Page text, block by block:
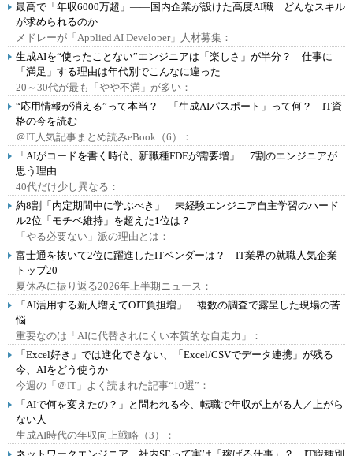
最高で「年収6000万超」――国内企業が設けた高度AI職 どんなスキル
が求められるのか
メドレーが「Applied AI Developer」人材募集：
生成AIを“使ったことない”エンジニアは「楽しさ」が半分？ 仕事に
「満足」する理由は年代別でこんなに違った
20～30代が最も「やや不満」が多い：
“応用情報が消える”って本当？ 「生成AIパスポート」って何？ IT資
格の今を読む
＠IT人気記事まとめ読みeBook（6）：
「AIがコードを書く時代、新職種FDEが需要増」 7割のエンジニアが
思う理由
40代だけ少し異なる：
約8割「内定期間中に学ぶべき」 未経験エンジニア自主学習のハード
ル2位「モチベ維持」を超えた1位は？
「やる必要ない」派の理由とは：
富士通を抜いて2位に躍進したITベンダーは？ IT業界の就職人気企業
トップ20
夏休みに振り返る2026年上半期ニュース：
「AI活用する新人増えてOJT負担増」 複数の調査で露呈した現場の苦
悩
重要なのは「AIに代替されにくい本質的な自走力」：
「Excel好き」では進化できない、「Excel/CSVでデータ連携」が残る
今、AIをどう使うか
今週の「＠IT」よく読まれた記事“10選”：
「AIで何を変えたの？」と問われる今、転職で年収が上がる人／上がら
ない人
生成AI時代の年収向上戦略（3）：